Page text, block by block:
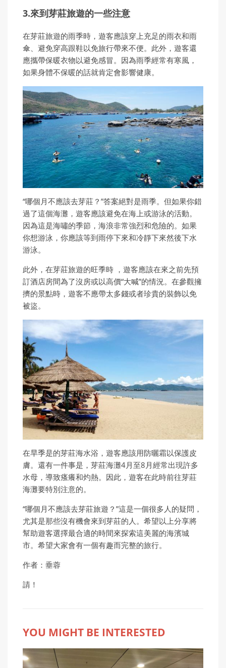
3.來到芽莊旅遊的一些注意
在芽莊旅遊的雨季時，遊客應該穿上充足的雨衣和雨
傘、避免穿高跟鞋以免旅行帶來不便。此外，遊客還
應攜帶保暖衣物以避免感冒。因為雨季經常有寒風，
如果身體不保暖的話就肯定會影響健康。
“哪個月不應該去芽莊？”答案絕對是雨季。但如果你錯
過了這個海灘，遊客應該避免在海上或游泳的活動。
因為這是海嘯的季節，海浪非常強烈和危險的。如果
你想游泳，你應該等到雨停下來和冷靜下來然後下水
游泳。
此外，在芽莊旅遊的旺季時 ，遊客應該在來之前先預
訂酒店房間為了沒房或以高價“大喊”的情況。在參觀擁
擠的景點時，遊客不應帶太多錢或者珍貴的裝飾以免
被盜。
在旱季是的芽莊海水浴，遊客應該用防曬霜以保護皮
膚。還有一件事是，芽莊海灘4月至8月經常出現許多
水母，導致瘙癢和灼熱。因此，遊客在此時前往芽莊
海灘要特別注意的。
“哪個月不應該去芽莊旅遊？”這是一個很多人的疑問，
尤其是那些沒有機會來到芽莊的人。希望以上分享將
幫助遊客選擇最合適的時間來探索這美麗的海濱城
市。希望大家會有一個有趣而完整的旅行。
作者：垂蓉
請！
YOU MIGHT BE INTERESTED